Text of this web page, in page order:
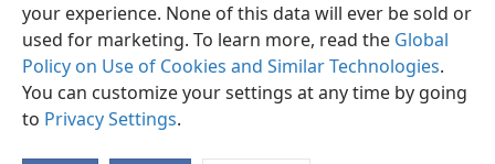
your experience. None of this data will ever be sold or
used for marketing. To learn more, read the Global
Policy on Use of Cookies and Similar Technologies.
You can customize your settings at any time by going
to Privacy Settings.